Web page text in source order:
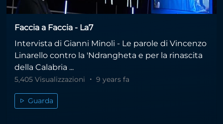
Faccia a Faccia - La7
Intervista di Gianni Minoli - Le parole di Vincenzo
Linarello contro la 'Ndrangheta e per la rinascita
della Calabria ...
5,405 Visualizzazioni 9 years fa
Guarda